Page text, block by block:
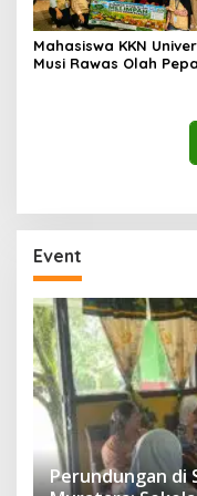
Mahasiswa KKN
Musi Rawas Olah
Event
Perundungan di